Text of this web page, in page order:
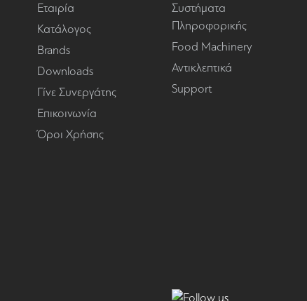
Εταιρία
Κατάλογος
Brands
Downloads
Γίνε Συνεργάτης
Επικοινωνία
Όροι Χρήσης
Συστήματα
Πληροφορικής
Food Machinery
Αντικλεπτικά
Support